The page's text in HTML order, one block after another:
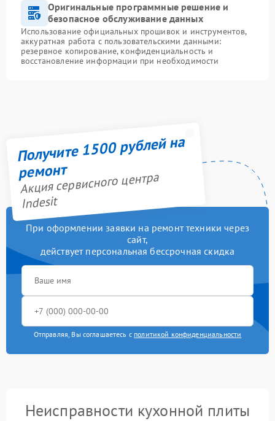
Оригинальные программные решение и
безопасное обслуживание данных
Использование официальных прошивок и инструментов,
аккуратная работа с пользовательскими данными:
резервное копирование, конфиденциальность и
восстановление информации при необходимости
Получите 1500 рублей на
ремонт
Акция сервисного центра
Indesit
При оформлении заявки на ремонт техники через
сайт,
действует персональная бессрочная скидка
Отправляя, Вы соглашаетесь с политикой конфиденциальности
Неисправности кухонной плиты